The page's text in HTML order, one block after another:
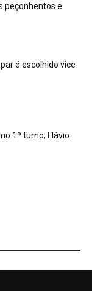
peçonhentos e
é escolhido vice
1º turno; Flávio